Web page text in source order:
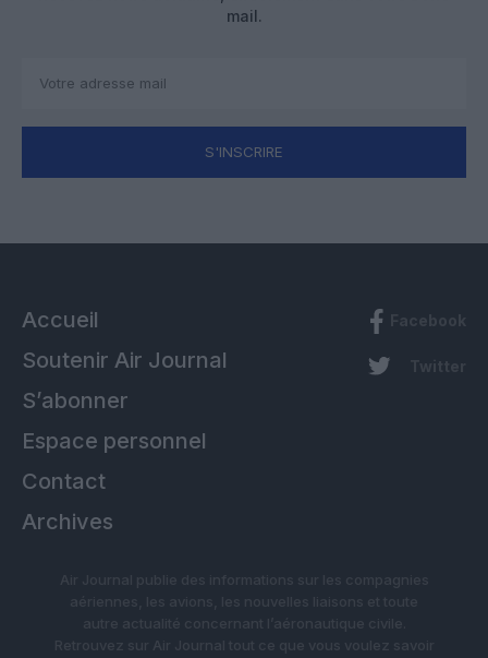
mail.
S'INSCRIRE
Accueil
Soutenir Air Journal
S’abonner
Espace personnel
Contact
Archives